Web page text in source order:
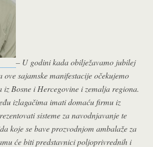
– U godini kada obilježavamo jubilej
sajamske manifestacije očekujemo
iz Bosne i Hercegovine i zemalja regiona.
izlagačima imati domaću firmu iz
sisteme za navodnjavanje te
koje se bave prozvodnjom ambalaže za
će biti predstavnici poljoprivrednih i